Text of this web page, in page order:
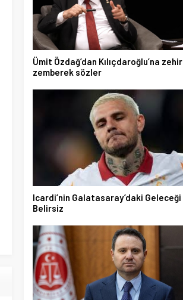
Ümit Özdağ’dan Kılıçdaroğlu’na zehir
zemberek sözler
Icardi’nin Galatasaray’daki Geleceği
Belirsiz